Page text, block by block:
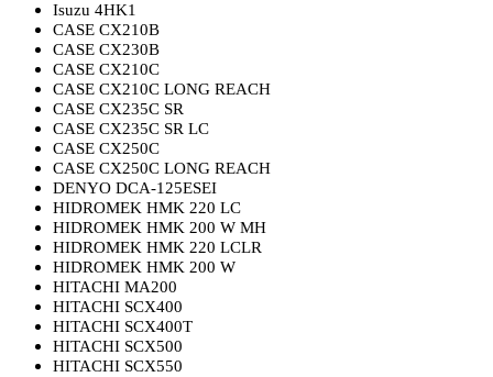
Isuzu 4HK1
CASE CX210B
CASE CX230B
CASE CX210C
CASE CX210C LONG REACH
CASE CX235C SR
CASE CX235C SR LC
CASE CX250C
CASE CX250C LONG REACH
DENYO DCA-125ESEI
HIDROMEK HMK 220 LC
HIDROMEK HMK 200 W MH
HIDROMEK HMK 220 LCLR
HIDROMEK HMK 200 W
HITACHI MA200
HITACHI SCX400
HITACHI SCX400T
HITACHI SCX500
HITACHI SCX550